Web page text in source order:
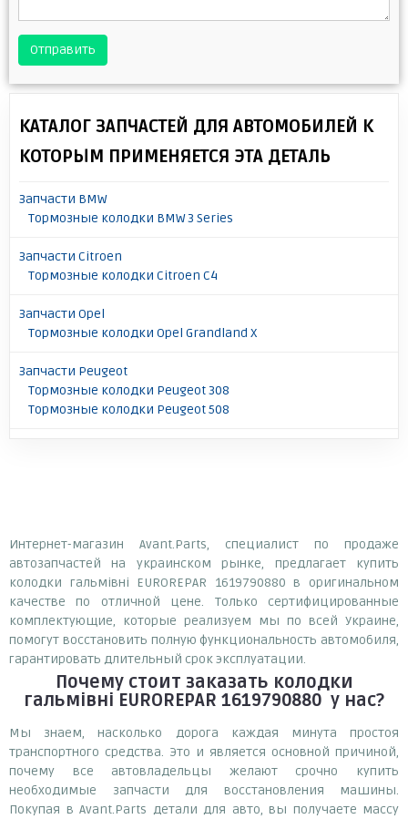
Отправить
КАТАЛОГ ЗАПЧАСТЕЙ ДЛЯ АВТОМОБИЛЕЙ К
КОТОРЫМ ПРИМЕНЯЕТСЯ ЭТА ДЕТАЛЬ
Запчасти BMW
Тормозные колодки BMW 3 Series
Запчасти Citroen
Тормозные колодки Citroen C4
Запчасти Opel
Тормозные колодки Opel Grandland X
Запчасти Peugeot
Тормозные колодки Peugeot 308
Тормозные колодки Peugeot 508
Интернет-магазин Avant.Parts, специалист по продаже
автозапчастей на украинском рынке, предлагает купить
колодки гальмівні EUROREPAR 1619790880 в оригинальном
качестве по отличной цене. Только сертифицированные
комплектующие, которые реализуем мы по всей Украине,
помогут восстановить полную функциональность автомобиля,
гарантировать длительный срок эксплуатации.
Почему стоит заказать колодки
гальмівні EUROREPAR 1619790880 у нас?
Мы знаем, насколько дорога каждая минута простоя
транспортного средства. Это и является основной причиной,
почему все автовладельцы желают срочно купить
необходимые запчасти для восстановления машины.
Покупая в Avant.Parts детали для авто, вы получаете массу